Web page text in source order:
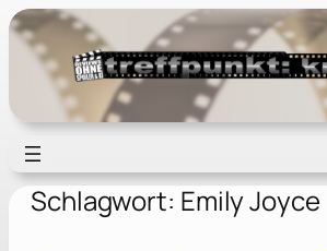
Zum
Inhalt
springen
Schlagwort: Emily Joyce